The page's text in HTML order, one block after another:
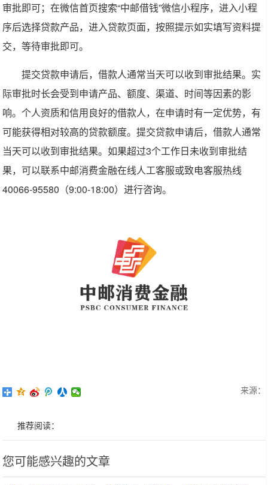
审批即可；在微信首页搜索“中邮借钱”微信小程序，进入小程
序后选择贷款产品，进入贷款页面，按照提示如实填写资料提
交，等待审批即可。
提交贷款申请后，借款人通常当天可以收到审批结果。实
际审批时长会受到申请产品、额度、渠道、时间等因素的影
响。个人资质和信用良好的借款人，在申请时有一定优势，有
可能获得相对较高的贷款额度。提交贷款申请后，借款人通常
当天可以收到审批结果。如果超过3个工作日未收到审批结
果，可以联系中邮消费金融在线人工客服或致电客服热线
40066-95580（9:00-18:00）进行咨询。
来源：
推荐阅读：
您可能感兴趣的文章